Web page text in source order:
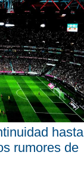
hasta
rumores de